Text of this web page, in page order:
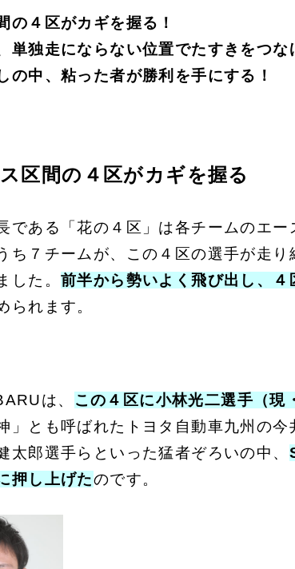
の４区がカギを握る！
単独走にならない位置でたすきをつな
の中、粘った者が勝利を手にする！
ス区間の４区がカギを握る
である「花の４区」は各チームのエ
ち７チームが、この４区の選手が走
した。 前半から勢いよく飛び出し、
られます。
は、 この４区に小林光二選手（現
」とも呼ばれたトヨタ自動車九州の
太郎選手らといった猛者ぞろいの中、
押し上げたのです。